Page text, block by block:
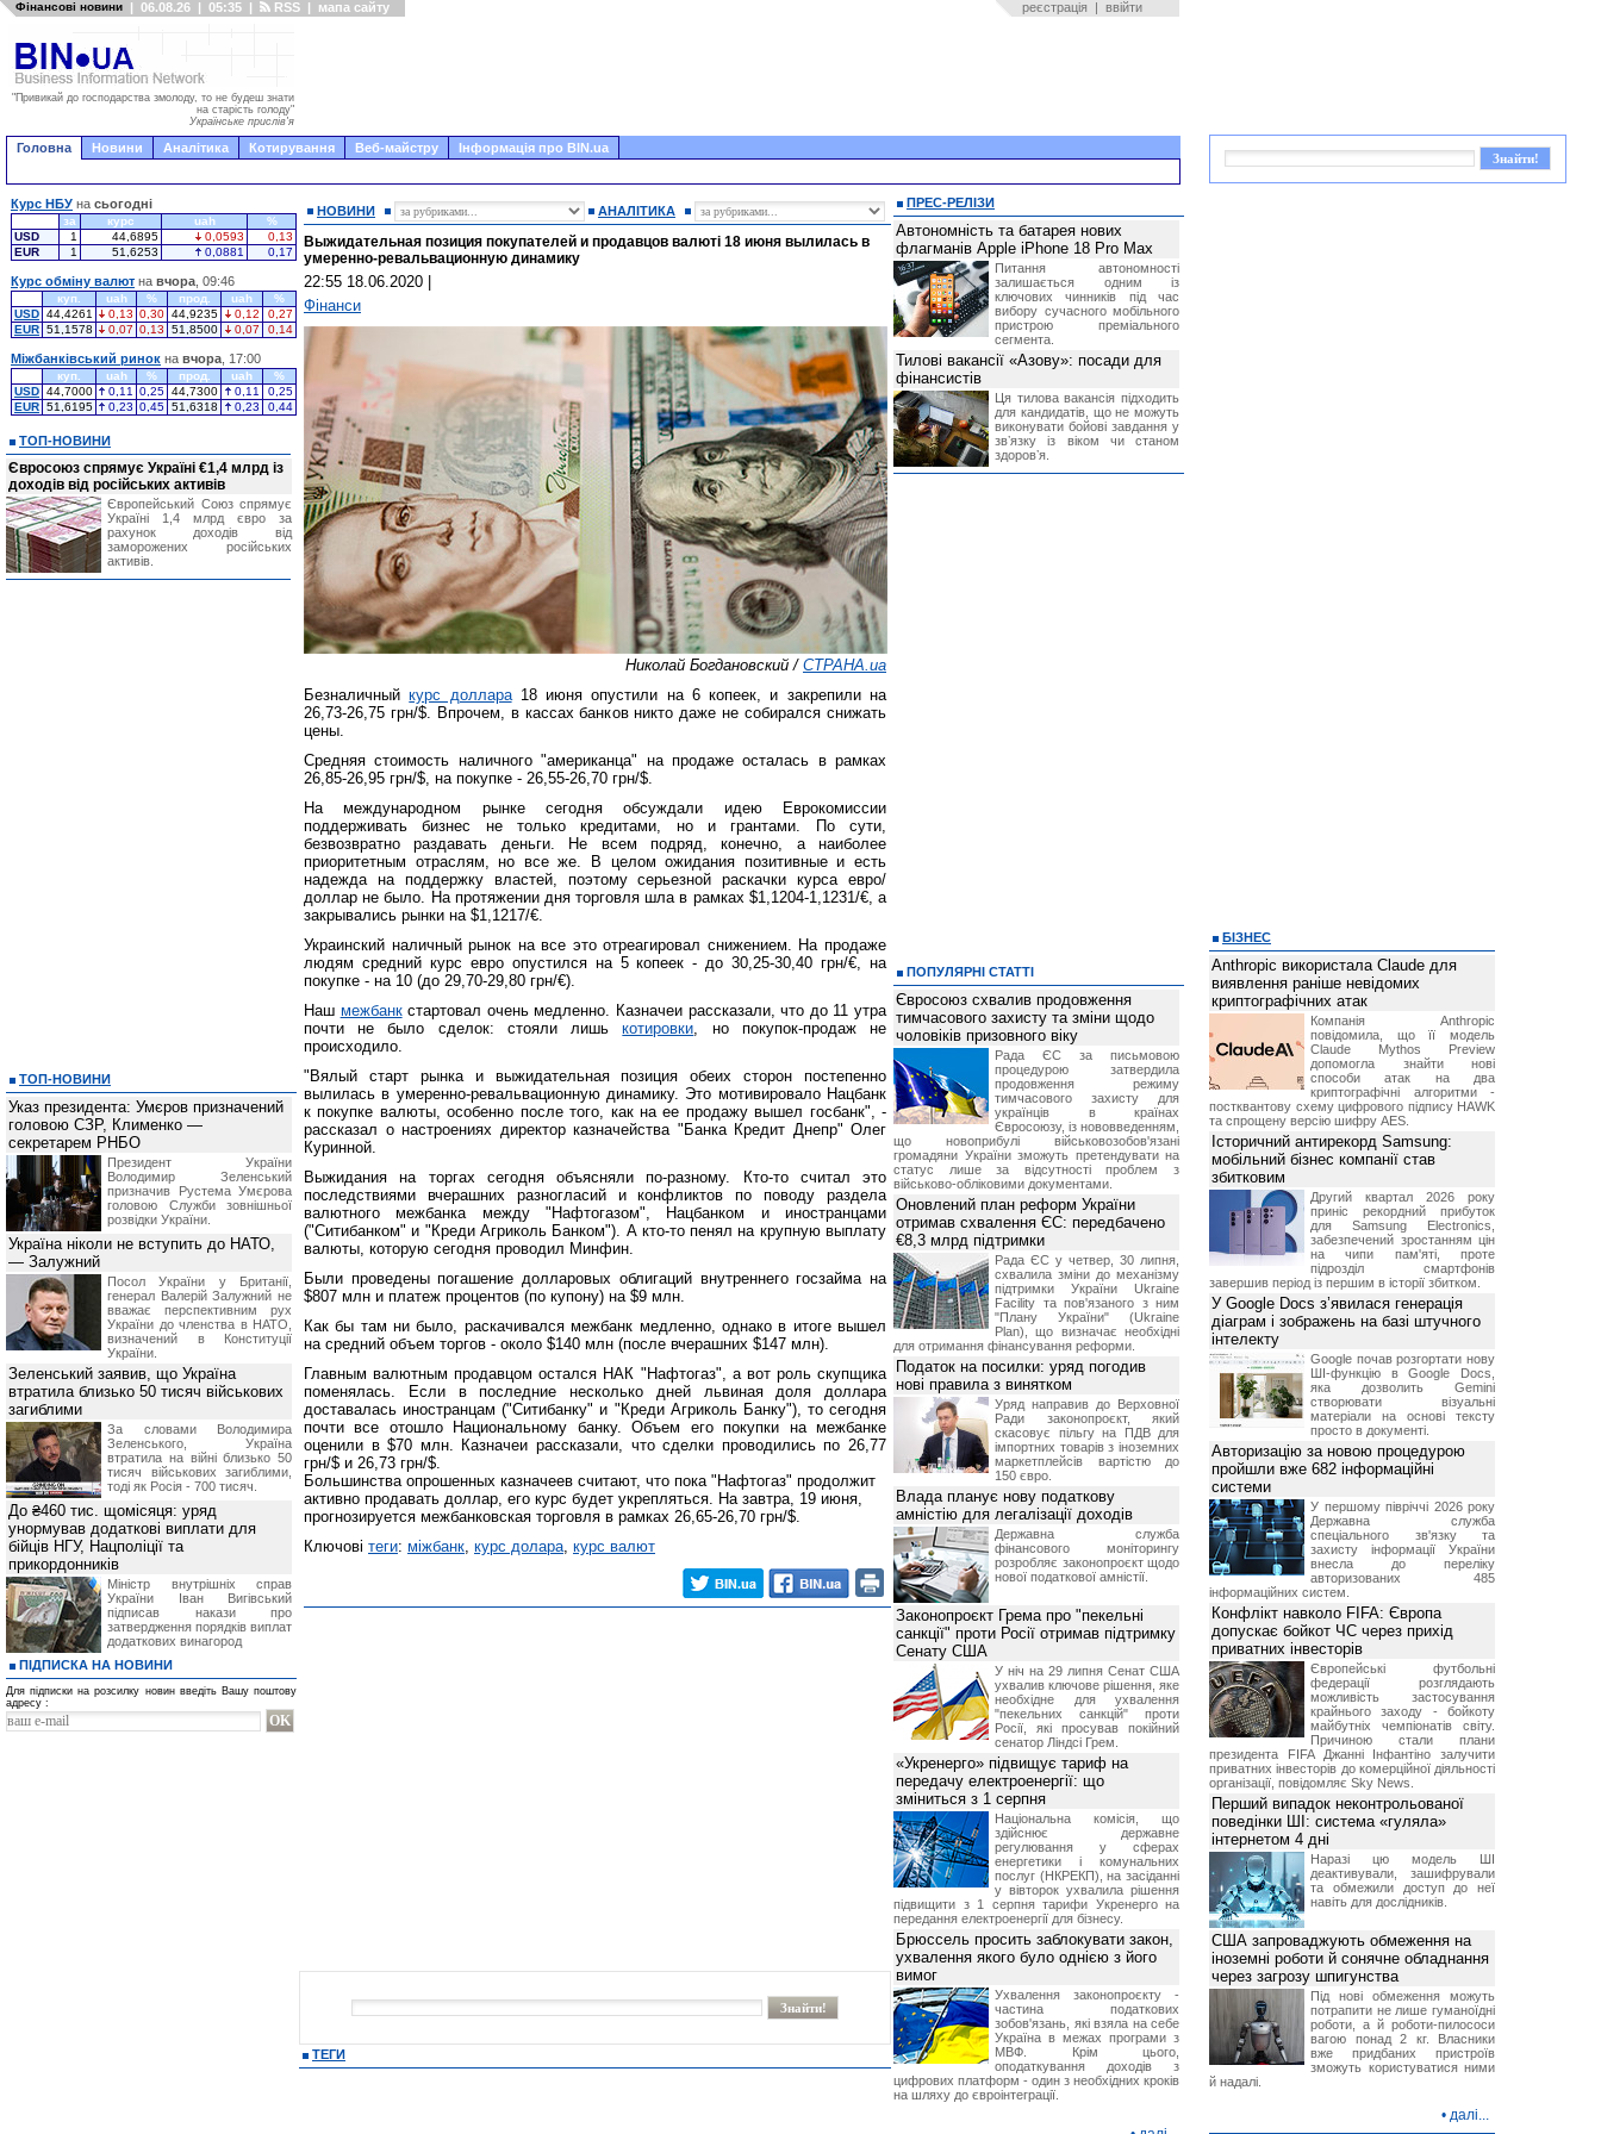
Фінансові новини | 06.08.26 | 05:35 | RSS | мапа сайту реєстрація | ввійти
"Привикай до господарства змолоду, то не будеш знати
на старість голоду"
Українське прислів'я
Головна Новини Аналітика Котирування Веб-майстру Інформація про BIN.ua
НОВИНИ АНАЛІТИКА
Выжидательная позиция покупателей и продавцов валюті 18 июня вылилась в
умеренно-ревальвационную динамику
22:55 18.06.2020
Фінанси
Николай Богдановский / СТРАНА.ua
Безналичныйкурс доллара18 июня опустили на 6 копеек, и закрепили на
26,73-26,75 грн/$. Впрочем, в кассах банков никто даже не собирался снижать
цены.
Средняя стоимость наличного "американца" на продаже осталась в рамках
26,85-26,95 грн/$, на покупке - 26,55-26,70 грн/$.
На международном рынке сегодня обсуждали идею Еврокомиссии
поддерживать бизнес не только кредитами, но и грантами. По сути,
безвозвратно раздавать деньги. Не всем подряд, конечно, а наиболее
приоритетным отраслям, но все же. В целом ожидания позитивные и есть
надежда на поддержку властей, поэтому серьезной раскачки курса евро/
доллар не было. На протяжении дня торговля шла в рамках $1,1204-1,1231/€, а
закрывались рынки на $1,1217/€.
Украинский наличный рынок на все это отреагировал снижением. На продаже
людям средний курс евро опустился на 5 копеек - до 30,25-30,40 грн/€, на
покупке - на 10 (до 29,70-29,80 грн/€).
Наш межбанкстартовал очень медленно. Казначеи рассказали, что до 11 утра
почти не было сделок: стояли лишькотировки, но покупок-продаж не
происходило.
"Вялый старт рынка и выжидательная позиция обеих сторон постепенно
вылилась в умеренно-ревальвационную динамику. Это мотивировало Нацбанк
к покупке валюты, особенно после того, как на ее продажу вышел госбанк", -
рассказал о настроениях директор казначейства "Банка Кредит Днепр" Олег
Куринной.
Выжидания на торгах сегодня объясняли по-разному. Кто-то считал это
последствиями вчерашних разногласий и конфликтов по поводу раздела
валютного межбанка между "Нафтогазом", Нацбанком и иностранцами
("Ситибанком" и "Креди Агриколь Банком"). А кто-то пенял на крупную выплату
валюты, которую сегодня проводил Минфин.
Были проведены погашение долларовых облигаций внутреннего госзайма на
$807 млн и платеж процентов (по купону) на $9 млн.
Как бы там ни было, раскачивался межбанк медленно, однако в итоге вышел
на средний объем торгов - около $140 млн (после вчерашних $147 млн).
Главным валютным продавцом остался НАК "Нафтогаз", а вот роль скупщика
поменялась. Если в последние несколько дней львиная доля доллара
доставалась иностранцам ("Ситибанку" и "Креди Агриколь Банку"), то сегодня
почти все отошло Национальному банку. Объем его покупки на межбанке
оценили в $70 млн. Казначеи рассказали, что сделки проводились по 26,77
грн/$ и 26,73 грн/$.
Большинства опрошенных казначеев считают, что пока "Нафтогаз" продолжит
активно продавать доллар, его курс будет укрепляться. На завтра, 19 июня,
прогнозируется межбанковская торговля в рамках 26,65-26,70 грн/$.
Ключові теги: міжбанк, курс долара, курс валют
ТЕГИ
Курс НБУ на сьогодні
за курс uah
%
USD
1 44,6895 0,0593
0,13
EUR
1 51,6253 0,0881 0,17
Курс обміну валют на вчора , 09:46
куп. uah % прод. uah
%
USD 44,4261 0,13 0,30 44,9235 0,12
0,27
EUR 51,1578 0,07 0,13 51,8500 0,07 0,14
Міжбанківський ринок на вчора , 17:00
куп. uah % прод. uah
%
USD 44,7000 0,11 0,25 44,7300 0,11
0,25
EUR 51,6195 0,23 0,45 51,6318 0,23 0,44
ТОП-НОВИНИ
Євросоюз спрямує Україні €1,4 млрд із
доходів від російських активів
Європейський Союз спрямує
Україні 1,4 млрд євро за
рахунок доходів від
заморожених російських
активів.
ТОП-НОВИНИ
Указ президента: Умєров призначений
головою СЗР, Клименко —
секретарем РНБО
Президент України
Володимир Зеленський
призначив Pустема Умєрова
головою Служби зовнішньої
розвідки України.
Україна ніколи не вступить до НАТО,
— Залужний
Посол України у Британії,
генерал Валерій Залужний не
вважає перспективним рух
України до членства в НАТО,
визначений в Конституції
України.
Зеленський заявив, що Україна
втратила близько 50 тисяч військових
загиблими
За словами Володимира
Зеленського, Україна
втратила на війні близько 50
тисяч військових загиблими,
тоді як Росія - 700 тисяч.
До ₴460 тис. щомісяця: уряд
унормував додаткові виплати для
бійців НГУ, Нацполіції та
прикордонників
Міністр внутрішніх справ
України Іван Вигівський
підписав накази про
затвердження порядків виплат
додаткових винагород
ПІДПИСКА НА НОВИНИ
Для підписки на розсилку новин введіть Вашу поштову
адресу :
ПРЕС-РЕЛІЗИ
Автономність та батарея нових
флагманів Apple iPhone 18 Pro Max
Питання автономності
залишається одним із
ключових чинників під час
вибору сучасного мобільного
пристрою преміального
сегмента.
Тилові вакансії «Азову»: посади для
фінансистів
Ця тилова вакансія підходить
для кандидатів, що не можуть
виконувати бойові завдання у
звʼязку із віком чи станом
здоровʼя.
ПОПУЛЯРНІ СТАТТІ
Євросоюз схвалив продовження
тимчасового захисту та зміни щодо
чоловіків призовного віку
Рада ЄС за письмовою
процедурою затвердила
продовження режиму
тимчасового захисту для
українців в країнах
Євросоюзу, із нововведенням,
що новоприбулі військовозобов'язані
громадяни України зможуть претендувати на
статус лише за відсутності проблем з
військово-обліковими документами.
Оновлений план реформ України
отримав схвалення ЄС: передбачено
€8,3 млрд підтримки
Рада ЄС у четвер, 30 липня,
схвалила зміни до механізму
підтримки України Ukraine
Facility та пов'язаного з ним
"Плану України" (Ukraine
Plan), що визначає необхідні
для отримання фінансування реформи.
Податок на посилки: уряд погодив
нові правила з винятком
Уряд направив до Верховної
Ради законопроєкт, який
скасовує пільгу на ПДВ для
імпортних товарів з іноземних
маркетплейсів вартістю до
150 євро.
Влада планує нову податкову
амністію для легалізації доходів
Державна служба
фінансового моніторингу
розробляє законопроєкт щодо
нової податкової амністії.
Законопроєкт Грема про "пекельні
санкції" проти Росії отримав підтримку
Сенату США
У ніч на 29 липня Сенат США
ухвалив ключове рішення, яке
необхідне для ухвалення
"пекельних санкцій" проти
Росії, які просував покійний
сенатор Ліндсі Грем.
«Укренерго» підвищує тариф на
передачу електроенергії: що
зміниться з 1 серпня
Національна комісія, що
здійснює державне
регулювання у сферах
енергетики і комунальних
послуг (НКРЕКП), на засіданні
у вівторок ухвалила рішення
підвищити з 1 серпня тарифи Укренерго на
передання електроенергії для бізнесу.
Брюссель просить заблокувати закон,
ухвалення якого було однією з його
вимог
Ухвалення законопроєкту -
частина податкових
зобов'язань, які взяла на себе
Україна в межах програми з
МВФ. Крім цього,
оподаткування доходів з
цифрових платформ - один з необхідних кроків
на шляху до євроінтеграції.
БІЗНЕС
Anthropic використала Claude для
виявлення раніше невідомих
криптографічних атак
Компанія Anthropic
повідомила, що її модель
Claude Mythos Preview
допомогла знайти нові
способи атак на два
криптографічні алгоритми -
постквантову схему цифрового підпису HAWK
та спрощену версію шифру AES.
Історичний антирекорд Samsung:
мобільний бізнес компанії став
збитковим
Другий квартал 2026 року
приніс рекордний прибуток
для Samsung Electronics,
забезпечений зростанням цін
на чипи пам'яті, проте
підрозділ смартфонів
завершив період із першим в історії збитком.
У Google Docs з’явилася генерація
діаграм і зображень на базі штучного
інтелекту
Google почав розгортати нову
ШІ-функцію в Google Docs,
яка дозволить Gemini
створювати візуальні
матеріали на основі тексту
просто в документі.
Авторизацію за новою процедурою
пройшли вже 682 інформаційні
системи
У першому півріччі 2026 року
Державна служба
спеціального зв'язку та
захисту інформації України
внесла до переліку
авторизованих 485
інформаційних систем.
Конфлікт навколо FIFA: Європа
допускає бойкот ЧС через прихід
приватних інвесторів
Європейські футбольні
федерації розглядають
можливість застосування
крайнього заходу - бойкоту
майбутніх чемпіонатів світу.
Причиною стали плани
президента FIFA Джанні Інфантіно залучити
приватних інвесторів до комерційної діяльності
організації, повідомляє Sky News.
Перший випадок неконтрольованої
поведінки ШІ: система «гуляла»
інтернетом 4 дні
Наразі цю модель ШІ
деактивували, зашифрували
та обмежили доступ до неї
навіть для дослідників.
США запроваджують обмеження на
іноземні роботи й сонячне обладнання
через загрозу шпигунства
Під нові обмеження можуть
потрапити не лише гуманоїдні
роботи, а й роботи-пилососи
вагою понад 2 кг. Власники
вже придбаних пристроїв
зможуть користуватися ними
й надалі.
• далі...